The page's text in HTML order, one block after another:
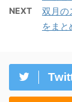
NEXT
双月の
をまと